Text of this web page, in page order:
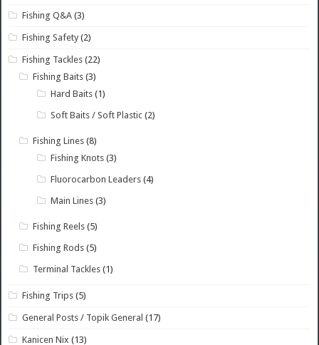
Fishing Q&A (3)
Fishing Safety (2)
Fishing Tackles (22)
Fishing Baits (3)
Hard Baits (1)
Soft Baits / Soft Plastic (2)
Fishing Lines (8)
Fishing Knots (3)
Fluorocarbon Leaders (4)
Main Lines (3)
Fishing Reels (5)
Fishing Rods (5)
Terminal Tackles (1)
Fishing Trips (5)
General Posts / Topik General (17)
Kanicen Nix (13)